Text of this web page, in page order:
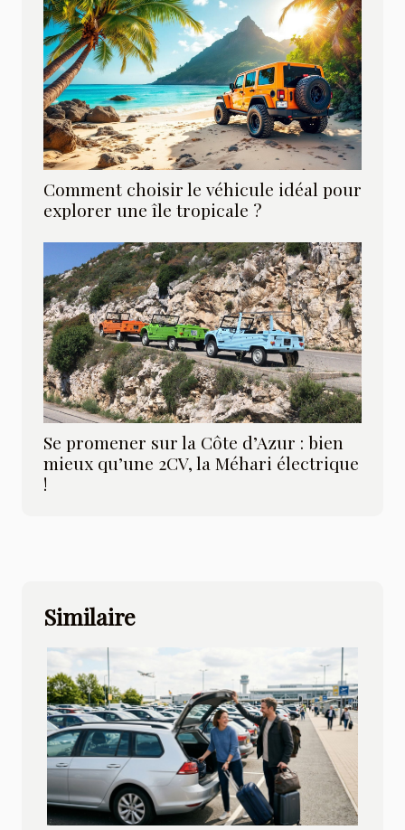
Comment choisir le véhicule idéal pour
explorer une île tropicale ?
Se promener sur la Côte d’Azur : bien
mieux qu’une 2CV, la Méhari électrique
!
Similaire